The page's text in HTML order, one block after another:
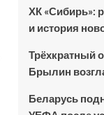
ХК «Сибирь»:
и история
Трёхкратный
Брылин
Беларусь